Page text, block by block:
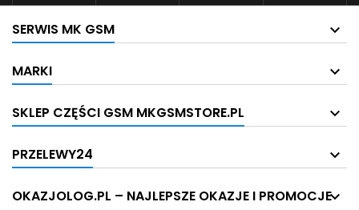
SERWIS MK GSM
MARKI
SKLEP CZĘŚCI GSM MKGSMSTORE.PL
PRZELEWY24
OKAZJOLOG.PL – NAJLEPSZE OKAZJE I PROMOCJE